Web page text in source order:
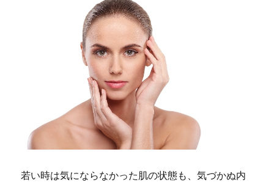
若い時は気にならなかった肌の状態も、気づかぬ内